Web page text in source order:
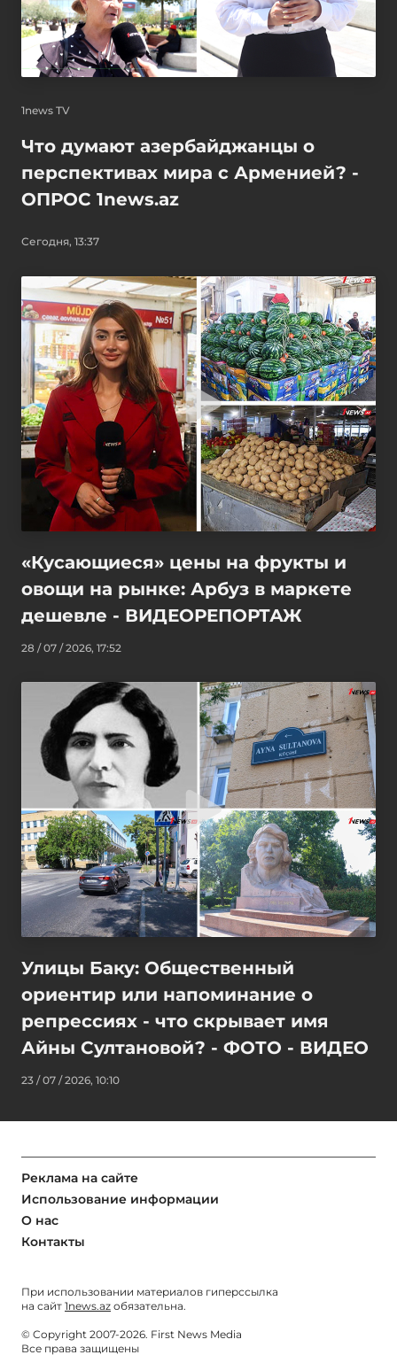
1news TV
Что думают азербайджанцы о
перспективах мира с Арменией? -
ОПРОС 1news.az
Сегодня, 13:37
«Кусающиеся» цены на фрукты и
овощи на рынке: Арбуз в маркете
дешевле - ВИДЕОРЕПОРТАЖ
28 / 07 / 2026, 17:52
Улицы Баку: Общественный
ориентир или напоминание о
репрессиях - что скрывает имя
Айны Султановой? - ФОТО - ВИДЕО
23 / 07 / 2026, 10:10
Реклама на сайте
Использование информации
О нас
Контакты
При использовании материалов гиперссылка
на сайт 1news.az обязательна.
© Copyright 2007-2026. First News Media
Все права защищены